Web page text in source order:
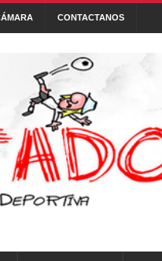
CONTACTANOS
HUMOR GRÁFICO NIEMBRO